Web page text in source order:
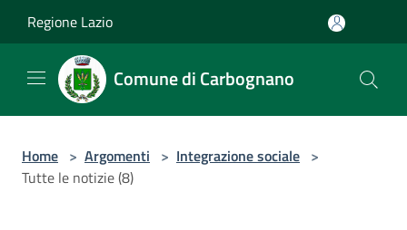
Regione Lazio
Comune di Carbognano
Home > Argomenti > Integrazione sociale >
Tutte le notizie (8)